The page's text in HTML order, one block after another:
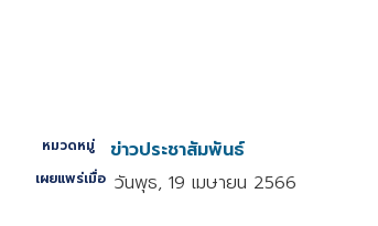
หมวดหมู่ ข่าวประชาสัมพันธ์
เผยแพร่เมื่อ วันพุธ, 19 เมษายน 2566